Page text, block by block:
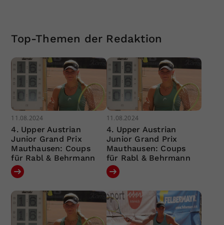
Top-Themen der Redaktion
11.08.2024
4. Upper Austrian
Junior Grand Prix
Mauthausen: Coups
für Rabl & Behrmann
11.08.2024
4. Upper Austrian
Junior Grand Prix
Mauthausen: Coups
für Rabl & Behrmann